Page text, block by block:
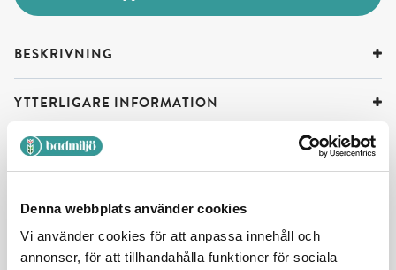
Denna webbplats använder cookies
Vi använder cookies för att anpassa innehåll och
annonser, för att tillhandahålla funktioner för sociala
BESKRIVNING
YTTERLIGARE INFORMATION